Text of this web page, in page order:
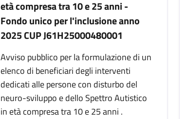
età compresa tra 10 e 25 anni -
Fondo unico per l'inclusione anno
2025 CUP J61H25000480001
Avviso pubblico per la formulazione di un
elenco di beneficiari degli interventi
dedicati alle persone con disturbo del
neuro-sviluppo e dello Spettro Autistico
in età compresa tra 10 e 25 anni .